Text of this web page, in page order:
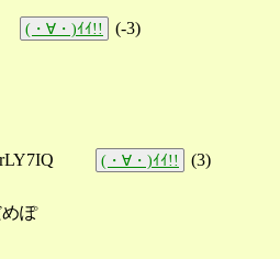
(・∀・)ｲｲ!! (-3)
(・∀・)ｲｲ!! (3)
ぽ